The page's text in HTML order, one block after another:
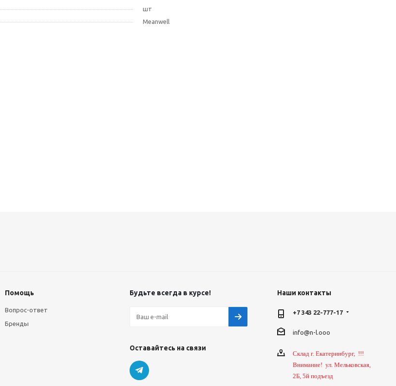
шт
Meanwell
Помощь
Вопрос-ответ
Бренды
Будьте всегда в курсе!
Оставайтесь на связи
Наши контакты
+7 343 22-777-17
info@n-l.ooo
Склад г. Екатеринбург, !!!
Внимание! ул. Мельковская,
2Б, 5й подъезд